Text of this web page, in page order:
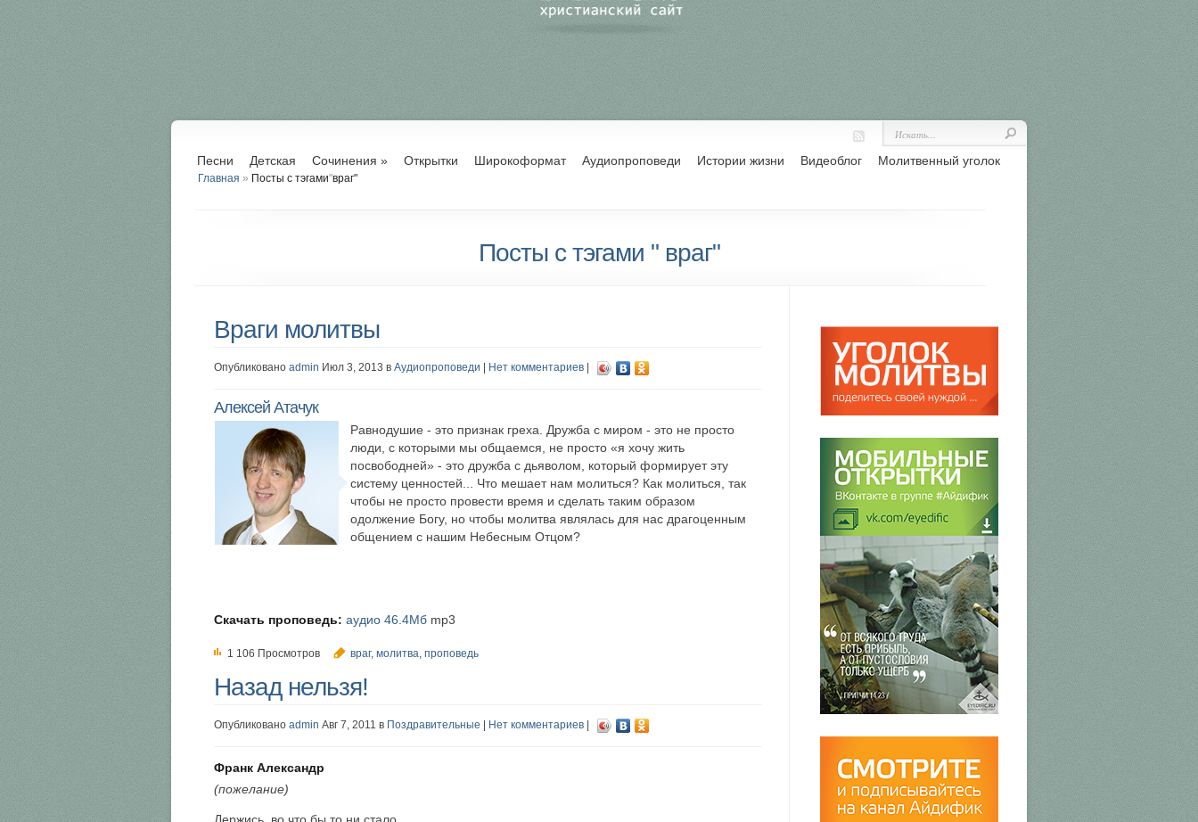
Песни Детская Сочинения » Открытки Широкоформат Аудиопроповеди Истории жизни Видеоблог Молитвенный уголок
Главная » Посты с тэгами"враг"
Посты с тэгами " враг"
Враги молитвы
Опубликовано admin Июл 3, 2013 в Аудиопроповеди Нет комментариев
Алексей Атачук
Равнодушие - это признак греха. Дружба с миром - это не просто
люди, с которыми мы общаемся, не просто «я хочу жить
посвободней» - это дружба с дьяволом, который формирует эту
систему ценностей... Что мешает нам молиться? Как молиться, так
чтобы не просто провести время и сделать таким образом
одолжение Богу, но чтобы молитва являлась для нас драгоценным
общением с нашим Небесным Отцом?
Скачать проповедь: аудио 46.4Мб mp3
1 106 Просмотров враг, молитва, проповедь
Назад нельзя!
Опубликовано admin Авг 7, 2011 в Поздравительные Нет комментариев
Франк Александр
(пожелание)